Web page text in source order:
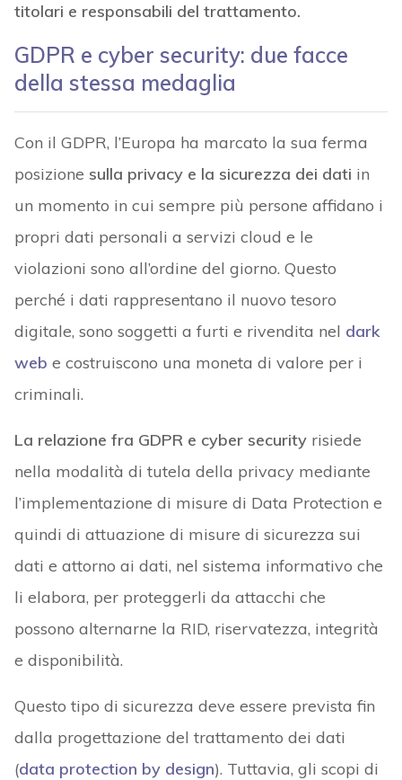
titolari e responsabili del trattamento.
GDPR e cyber security: due facce
della stessa medaglia
Con il GDPR, l’Europa ha marcato la sua ferma
posizione sulla privacy e la sicurezza dei dati in
un momento in cui sempre più persone affidano i
propri dati personali a servizi cloud e le
violazioni sono all’ordine del giorno. Questo
perché i dati rappresentano il nuovo tesoro
digitale, sono soggetti a furti e rivendita nel dark
web e costruiscono una moneta di valore per i
criminali.
La relazione fra GDPR e cyber securityrisiede
nella modalità di tutela della privacy mediante
l’implementazione di misure di Data Protection e
quindi di attuazione di misure di sicurezza sui
dati e attorno ai dati, nel sistema informativo che
li elabora, per proteggerli da attacchi che
possono alternarne la RID, riservatezza, integrità
e disponibilità.
Questo tipo di sicurezza deve essere prevista fin
dalla progettazione del trattamento dei dati
(data protection by design). Tuttavia, gli scopi di